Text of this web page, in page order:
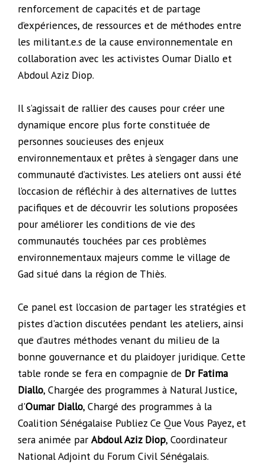
renforcement de capacités et de partage
d’expériences, de ressources et de méthodes entre
les militant.e.s de la cause environnementale en
collaboration avec les activistes Oumar Diallo et
Abdoul Aziz Diop.
Il s’agissait de rallier des causes pour créer une
dynamique encore plus forte constituée de
personnes soucieuses des enjeux
environnementaux et prêtes à s’engager dans une
communauté d’activistes. Les ateliers ont aussi été
l’occasion de réfléchir à des alternatives de luttes
pacifiques et de découvrir les solutions proposées
pour améliorer les conditions de vie des
communautés touchées par ces problèmes
environnementaux majeurs comme le village de
Gad situé dans la région de Thiès.
Ce panel est l’occasion de partager les stratégies et
pistes d'action discutées pendant les ateliers, ainsi
que d’autres méthodes venant du milieu de la
bonne gouvernance et du plaidoyer juridique. Cette
table ronde se fera en compagnie de Dr Fatima
Diallo, Chargée des programmes à Natural Justice,
d'Oumar Diallo, Chargé des programmes à la
Coalition Sénégalaise Publiez Ce Que Vous Payez, et
sera animée par Abdoul Aziz Diop, Coordinateur
National Adjoint du Forum Civil Sénégalais.